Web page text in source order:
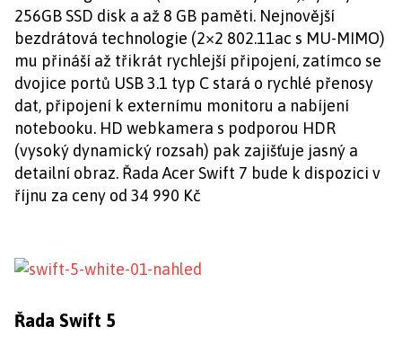
256GB SSD disk a až 8 GB paměti. Nejnovější
bezdrátová technologie (2×2 802.11ac s MU-MIMO)
mu přináší až třikrát rychlejší připojení, zatímco se
dvojice portů USB 3.1 typ C stará o rychlé přenosy
dat, připojení k externímu monitoru a nabíjení
notebooku. HD webkamera s podporou HDR
(vysoký dynamický rozsah) pak zajišťuje jasný a
detailní obraz. Řada Acer Swift 7 bude k dispozici v
říjnu za ceny od 34 990 Kč
Řada Swift 5